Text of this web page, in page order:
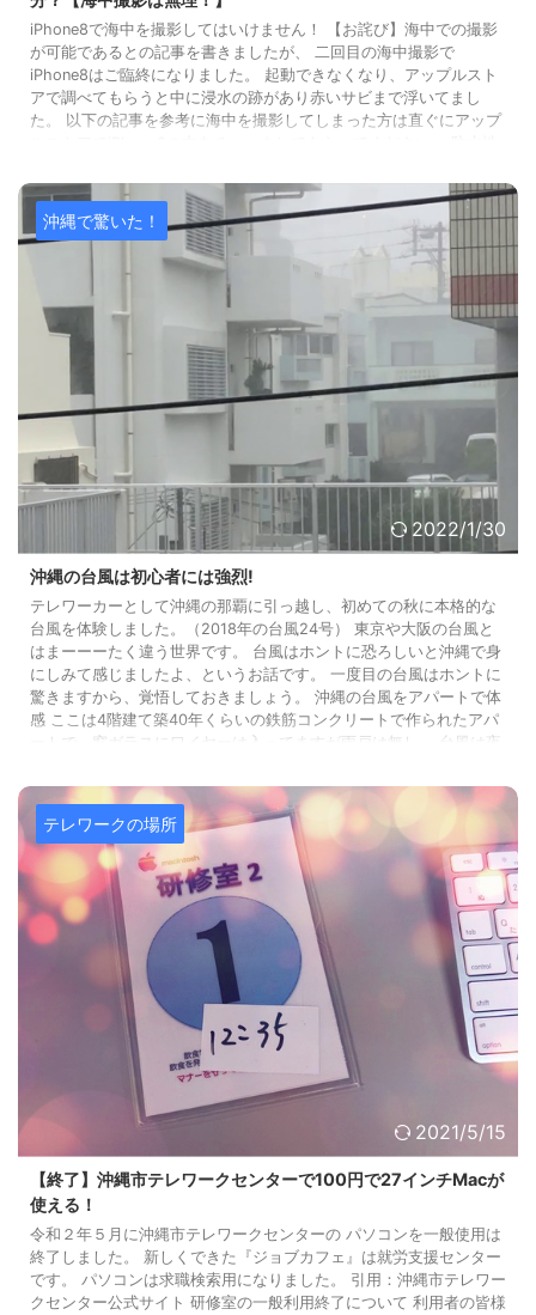
iPhone8で海中を撮影してはいけません！ 【お詫び】海中での撮影
が可能であるとの記事を書きましたが、 二回目の海中撮影で
iPhone8はご臨終になりました。 起動できなくなり、アップルスト
アで調べてもらうと中に浸水の跡があり赤いサビまで浮いてまし
た。 以下の記事を参考に海中を撮影してしまった方は直ぐにアップ
ヶ月後くらい、二回目は11ヶ月後です。シール部分の防水性能が落
ちたの ...
沖縄で驚いた！
2022/1/30
沖縄の台風は初心者には強烈!
テレワーカーとして沖縄の那覇に引っ越し、初めての秋に本格的な
台風を体験しました。（2018年の台風24号） 東京や大阪の台風と
はまーーーたく違う世界です。 台風はホントに恐ろしいと沖縄で身
にしみて感じましたよ、というお話です。 一度目の台風はホントに
驚きますから、覚悟しておきましょう。 沖縄の台風をアパートで体
感 ここは4階建て築40年くらいの鉄筋コンクリートで作られたアパ
ートで、窓ガラスにワイヤーは入ってますが雨戸は無し。 台風は夜
ビリと揺れ ...
テレワークの場所
2021/5/15
【終了】沖縄市テレワークセンターで100円で27インチMacが
使える！
令和２年５月に沖縄市テレワークセンターの パソコンを一般使用は
終了しました。 新しくできた『ジョブカフェ』は就労支援センター
です。 パソコンは求職検索用になりました。 引用：沖縄市テレワー
クセンター公式サイト 研修室の一般利用終了について 利用者の皆様